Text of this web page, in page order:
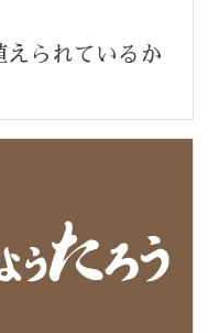
えられているか